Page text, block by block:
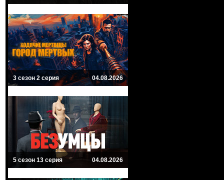
3 сезон 2 серия 04.08.2026
5 сезон 13 серия 04.08.2026